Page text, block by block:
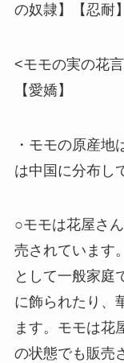
の奴隷】【忍耐
<モモの実の花
【愛嬌】
・モモの原産地
は中国に分布し
○モモは花屋さ
売されています
として一般家庭
に飾られたり、
ます。モモは花
の状態でも販売